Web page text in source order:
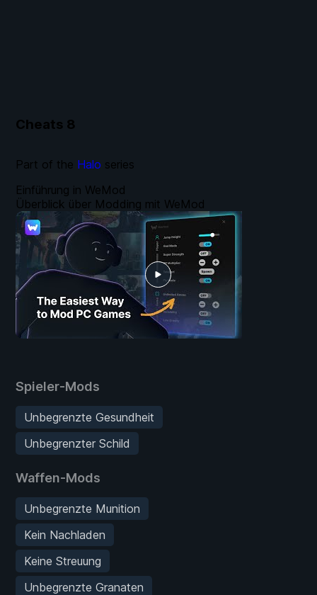
Cheats 8
Spieler-Mods
Unbegrenzte Gesundheit
Unbegrenzter Schild
Waffen-Mods
Unbegrenzte Munition
Kein Nachladen
Keine Streuung
Unbegrenzte Granaten
Einführung in WeMod
Überblick über Modding mit WeMod
Part of the Halo series